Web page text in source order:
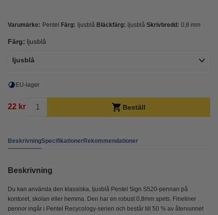
Varumärke: Pentel Färg: ljusblå Bläckfärg: ljusblå Skrivbredd: 0,8 mm
Färg: ljusblå
ljusblå
EU-lager
22 kr Beställ
BeskrivningSpecifikationerRekommendationer
Beskrivning
Du kan använda den klassiska, ljusblå Pentel Sign S520-pennan på
kontoret, skolan eller hemma. Den har en robust 0,8mm spets. Fineliner
pennor ingår i Pentel Recycology-serien och består till 50 % av återvunnet